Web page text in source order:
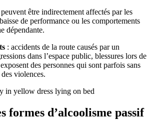
être indirectement affectés par les
de performance ou les comportements
dépendante.
: accidents de la route causés par un
dans l’espace public, blessures lors de
des personnes qui sont parfois sans
violences.
formes d’alcoolisme passif